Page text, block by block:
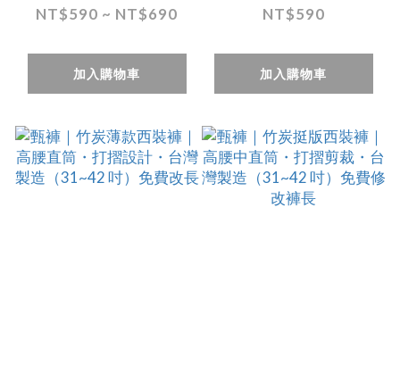
腰直筒・打摺剪
（29~46吋）免費
修改褲長
NT$590 ~ NT$690
加入購物車
打摺設計・高腰直
31~42 吋）免費改
長
NT$590
加入購物車